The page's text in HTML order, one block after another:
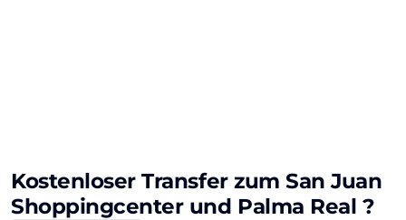
Kostenloser Transfer zum San Juan
Shoppingcenter und Palma Real ?